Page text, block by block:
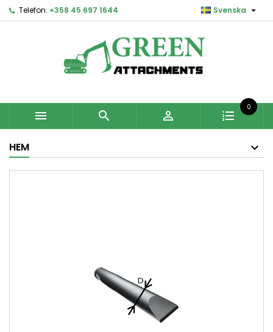
Telefon: +358 45 697 1644 Svenska 
  
0
HEM